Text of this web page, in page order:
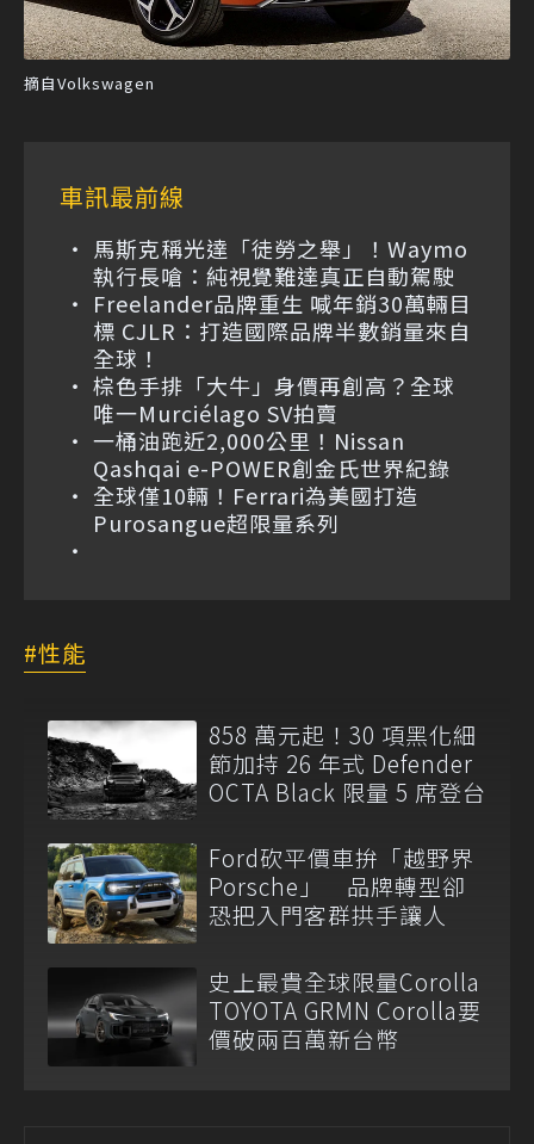
摘自Volkswagen
車訊最前線
馬斯克稱光達「徒勞之舉」！Waymo
執行長嗆：純視覺難達真正自動駕駛
Freelander品牌重生 喊年銷30萬輛目
標 CJLR：打造國際品牌半數銷量來自
全球！
棕色手排「大牛」身價再創高？全球
唯一Murciélago SV拍賣
一桶油跑近2,000公里！Nissan
Qashqai e-POWER創金氏世界紀錄
全球僅10輛！Ferrari為美國打造
Purosangue超限量系列
性能
858 萬元起！30 項黑化細
節加持 26 年式 Defender
OCTA Black 限量 5 席登台
Ford砍平價車拚「越野界
Porsche」 品牌轉型卻
恐把入門客群拱手讓人
史上最貴全球限量Corolla
TOYOTA GRMN Corolla要
價破兩百萬新台幣